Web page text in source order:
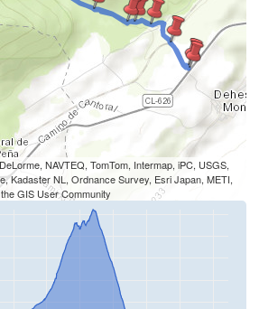
NAVTEQ, TomTom, Intermap, iPC, USGS,
Kadaster NL, Ordnance Survey, Esri Japan, METI,
GIS User Community